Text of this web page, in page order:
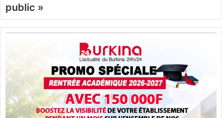
public »